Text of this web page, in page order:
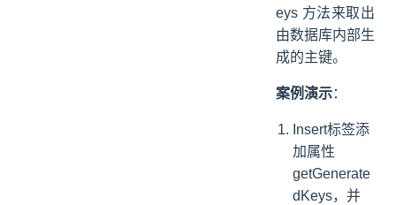
eys 方法来取出
由数据库内部生
成的主键。
案例演示：
Insert标签添
加属性
getGenerate
dKeys，并